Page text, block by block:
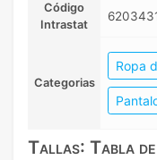
Código
Intrastat
Categorias
Ropa
Tallas: Tabla de